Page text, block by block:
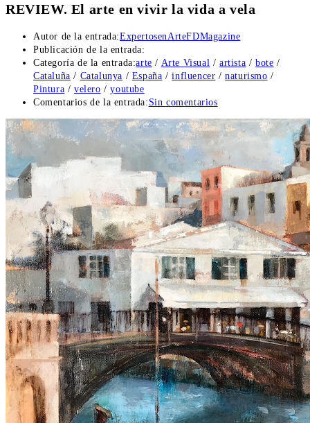
REVIEW. El arte en vivir la vida a vela
Autor de la entrada:ExpertosenArteFDMagazine
Publicación de la entrada:
Categoría de la entrada:arte / Arte Visual / artista / bote /
Cataluña / Catalunya / España / influencer / naturismo /
Pintura / velero / youtube
Comentarios de la entrada: Sin comentarios